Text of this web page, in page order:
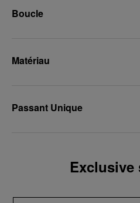
Boucle
Matériau
Passant Unique
Exclusive